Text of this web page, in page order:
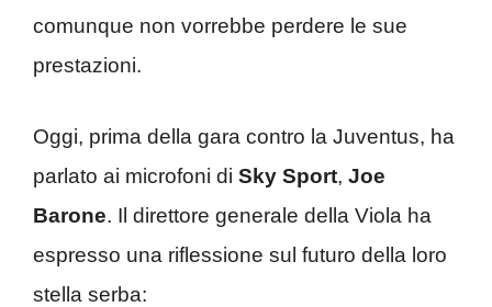
comunque non vorrebbe perdere le sue
prestazioni.
Oggi, prima della gara contro la Juventus, ha
parlato ai microfoni di Sky Sport, Joe
Barone. Il direttore generale della Viola ha
espresso una riflessione sul futuro della loro
stella serba: